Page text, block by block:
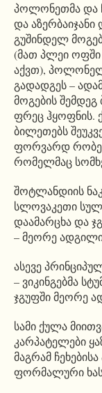
პოლონეთმა და
და აზერბაიჯანი
გუშინდელ
(მათ პლეი ოფში
აქვთ),
გადადგეს –
მოგების
ფრეც ჰყოფნის.
ბილეთებს
ფორვარდ
რომელმაც
შოტლანდიის
სლოვაკეთი
დაამარცხა და
– მეორე
ასევე
– ვიკინგებმა
ჯგუფში მეორე
სამი ქულა
კარპატელები
მაგრამ
ფორმალური